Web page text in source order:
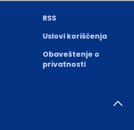
RSS
Uslovi korišćenja
Obaveštenje o
privatnosti